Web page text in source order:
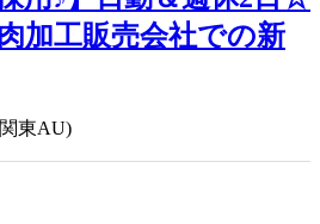
加工販売会社での新
東AU)